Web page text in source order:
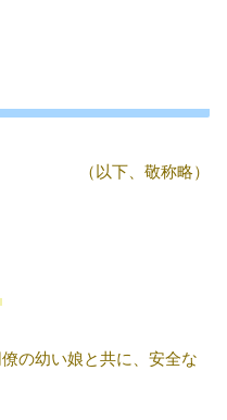
（以下、敬称略）
の幼い娘と共に、安全な